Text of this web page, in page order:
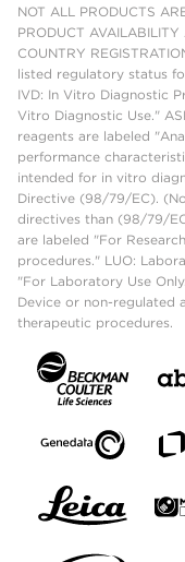
NOT ALL PRODUCTS
PRODUCT
COUNTRY
listed regulatory status
IVD: In Vitro Diagnostic
Vitro Diagnostic Use."
reagents are labeled
performance
intended for in vitro
Directive (98/79/EC).
directives than (98/79/
are labeled "For
procedures." LUO:
"For Laboratory Use
Device or non-regulated
therapeutic procedures.